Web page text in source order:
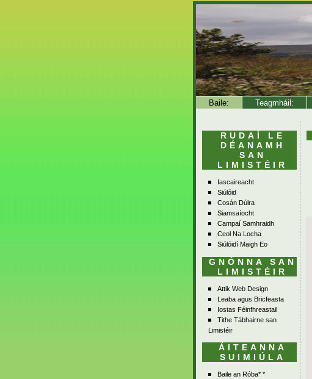
Baile: Teagmháil:
RUDAÍ LE
DÉANAMH
SAN
LIMISTÉIR
Iascaireacht
Siúlóid
Cosán Dúlra
Siamsaíocht
Campaí Samhraidh
Ceol Na Locha
Siúlóidí Maigh Eo
GNÓNNA SAN
LIMISTÉIR
Attik Web Design
Leaba agus Bricfeasta
Iostas Féinfhreastail
Tithe Tábhairne san
Limistéir
ÁITEANNA
SUIMIÚLA
Baile an Róba* *